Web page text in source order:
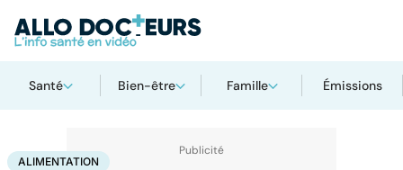
Santé Bien-être Famille Émissions
AccueilBien-être Nutrition Alimentation
ALIMENTATION